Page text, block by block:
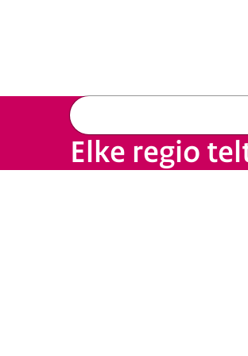
Elke regio